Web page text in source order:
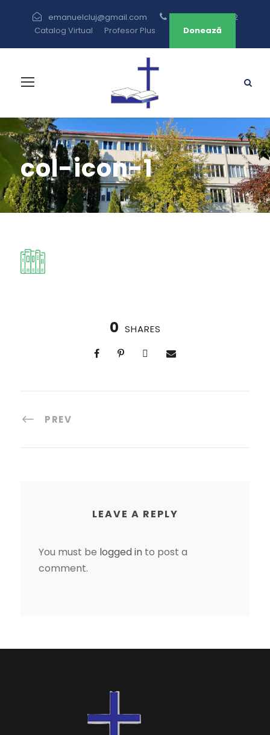
emanuelcluj@gmail.com
+40 264 433 582
Catalog Virtual
Profesor Plus Donează
col-icon-1
0 SHARES
PREV
LEAVE A REPLY
You must be logged in to post a
comment.